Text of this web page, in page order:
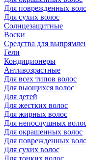
Для поврежденных
Для сухих волос
Солнцезащитные
Воски
Средства для
Гели
Кондиционеры
Антивозрастные
Для всех типов волос
Для вьющихся волос
Для детей
Для жестких волос
Для жирных волос
Для непослушных
Для окрашенных волос
Для поврежденных
Для сухих волос
Для тонких волос